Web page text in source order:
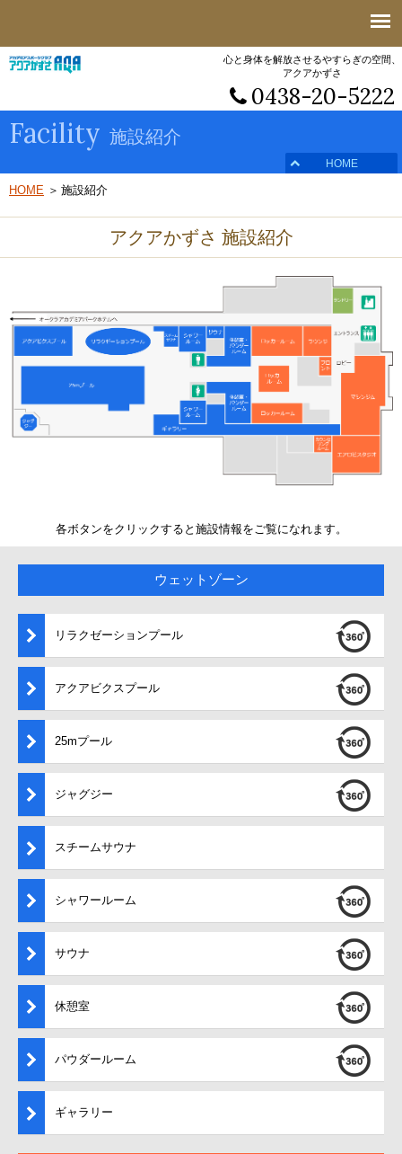
心と身体を解放させるやすらぎの空間、
アクアかずさ
0438-20-5222
Facility 施設紹介
HOME
HOME 施設紹介
アクアかずさ 施設紹介
各ボタンをクリックすると施設情報をご覧になれます。
ウェットゾーン
リラクゼーションプール
アクアビクスプール
25mプール
ジャグジー
スチームサウナ
シャワールーム
サウナ
休憩室
パウダールーム
ギャラリー